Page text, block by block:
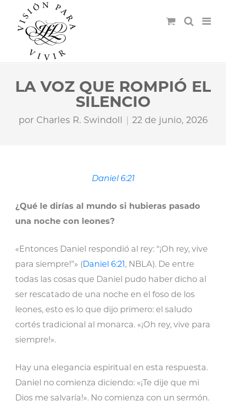
LA VOZ QUE ROMPIÓ EL
SILENCIO
por Charles R. Swindoll 22 de junio, 2026
Daniel 6:21
¿Qué le dirías al mundo si hubieras pasado
una noche con leones?
«Entonces Daniel respondió al rey: “¡Oh rey, vive
para siempre!”» (Daniel 6:21, NBLA). De entre
todas las cosas que Daniel pudo haber dicho al
ser rescatado de una noche en el foso de los
leones, esto es lo que dijo primero: el saludo
cortés tradicional al monarca. «¡Oh rey, vive para
siempre!».
Hay una elegancia espiritual en esta respuesta.
Daniel no comienza diciendo: «¡Te dije que mi
Dios me salvaría!». No comienza con un sermón.